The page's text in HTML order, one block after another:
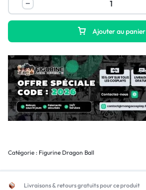
Ajouter au panier
Catégorie : Figurine Dragon Ball
Livraisons & retours gratuits pour ce produit